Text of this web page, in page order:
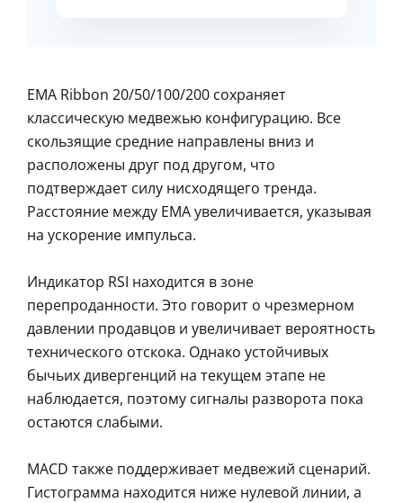
EMA Ribbon 20/50/100/200 сохраняет
классическую медвежью конфигурацию. Все
скользящие средние направлены вниз и
расположены друг под другом, что
подтверждает силу нисходящего тренда.
Расстояние между EMA увеличивается, указывая
на ускорение импульса.
Индикатор RSI находится в зоне
перепроданности. Это говорит о чрезмерном
давлении продавцов и увеличивает вероятность
технического отскока. Однако устойчивых
бычьих дивергенций на текущем этапе не
наблюдается, поэтому сигналы разворота пока
остаются слабыми.
MACD также поддерживает медвежий сценарий.
Гистограмма находится ниже нулевой линии, а